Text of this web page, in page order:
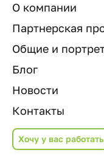
О компании
Партнерская
Общие и
Блог
Новости
Контакты
Хочу у вас работать